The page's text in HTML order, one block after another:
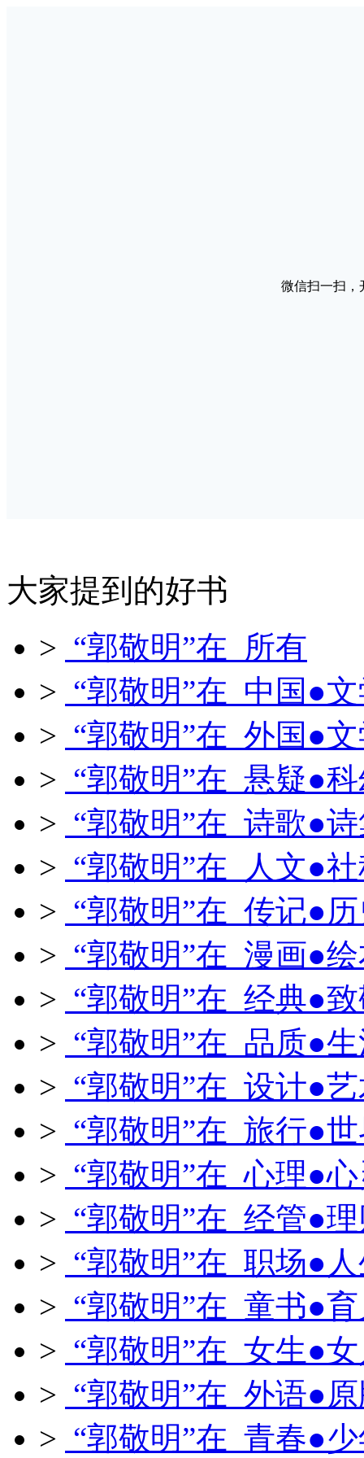
微信扫一扫，
大家提到的好书
> “郭敬明”在 所有
> “郭敬明”在 中国●
> “郭敬明”在 外国●
> “郭敬明”在 悬疑●
> “郭敬明”在 诗歌●
> “郭敬明”在 人文●
> “郭敬明”在 传记●
> “郭敬明”在 漫画●
> “郭敬明”在 经典●
> “郭敬明”在 品质●
> “郭敬明”在 设计●
> “郭敬明”在 旅行●
> “郭敬明”在 心理●
> “郭敬明”在 经管●
> “郭敬明”在 职场●
> “郭敬明”在 童书●
> “郭敬明”在 女生●
> “郭敬明”在 外语●
> “郭敬明”在 青春●